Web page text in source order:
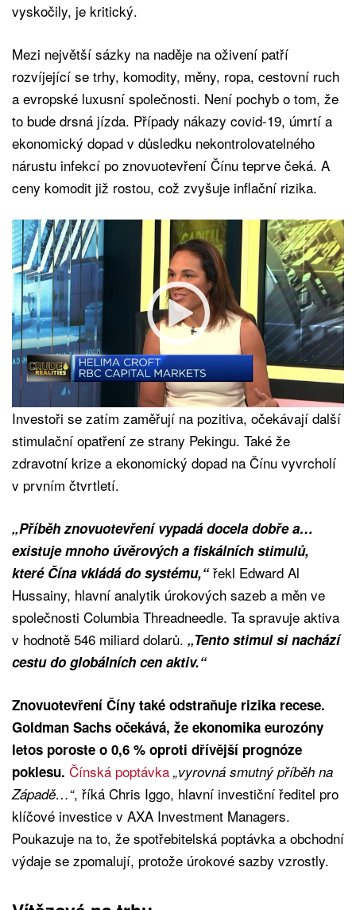
vyskočily, je kritický.
Mezi největší sázky na naděje na oživení patří
rozvíjející se trhy, komodity, měny, ropa, cestovní ruch
a evropské luxusní společnosti. Není pochyb o tom, že
to bude drsná jízda. Případy nákazy covid-19, úmrtí a
ekonomický dopad v důsledku nekontrolovatelného
nárustu infekcí po znovuotevření Čínu teprve čeká. A
ceny komodit již rostou, což zvyšuje inflační rizika.
Investoři se zatím zaměřují na pozitiva, očekávají další
stimulační opatření ze strany Pekingu. Také že
zdravotní krize a ekonomický dopad na Čínu vyvrcholí
v prvním čtvrtletí.
„Příběh znovuotevření vypadá docela dobře a…
existuje mnoho úvěrových a fiskálních stimulů,
které Čína vkládá do systému,“řekl Edward Al
Hussainy, hlavní analytik úrokových sazeb a měn ve
společnosti Columbia Threadneedle. Ta spravuje aktiva
v hodnotě 546 miliard dolarů. „Tento stimul si nachází
cestu do globálních cen aktiv.“
Znovuotevření Číny také odstraňuje rizika recese.
Goldman Sachs očekává, že ekonomika eurozóny
letos poroste o 0,6 % oproti dřívější prognóze
poklesu. Čínská poptávka „vyrovná smutný příběh na
Západě…“, říká Chris Iggo, hlavní investiční ředitel pro
klíčové investice v AXA Investment Managers.
Poukazuje na to, že spotřebitelská poptávka a obchodní
výdaje se zpomalují, protože úrokové sazby vzrostly.